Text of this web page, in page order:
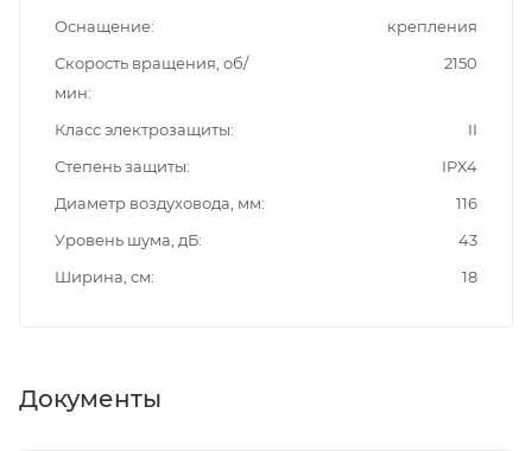
Оснащение
крепления
Скорость вращения, об/
мин
2150
Класс электрозащиты
II
Степень защиты
IPX4
Диаметр воздуховода, мм
116
Уровень шума, дБ
43
Ширина, см
18
Документы